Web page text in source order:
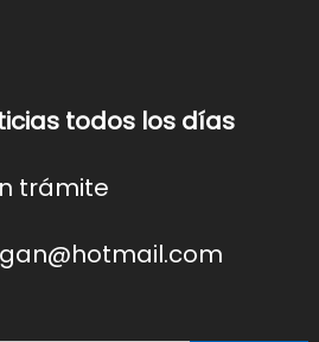
todos los días
trámite